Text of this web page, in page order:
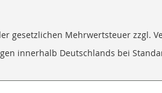
gesetzlichen Mehrwertsteuer zzgl.
innerhalb Deutschlands bei